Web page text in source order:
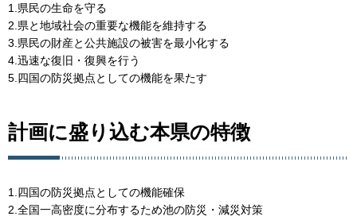
1.県民の生命を守る
2.県と地域社会の重要な機能を維持する
3.県民の財産と公共施設の被害を最小化する
4.迅速な復旧・復興を行う
5.四国の防災拠点としての機能を果たす
計画に盛り込む本県の特徴
1.四国の防災拠点としての機能確保
2.全国一高密度に分布するため池の防災・減災対策